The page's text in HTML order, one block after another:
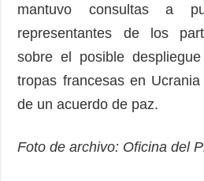
mantuvo consultas a
representantes de los
sobre el posible
tropas francesas en
de un acuerdo de paz.
Foto de archivo: Oficina del